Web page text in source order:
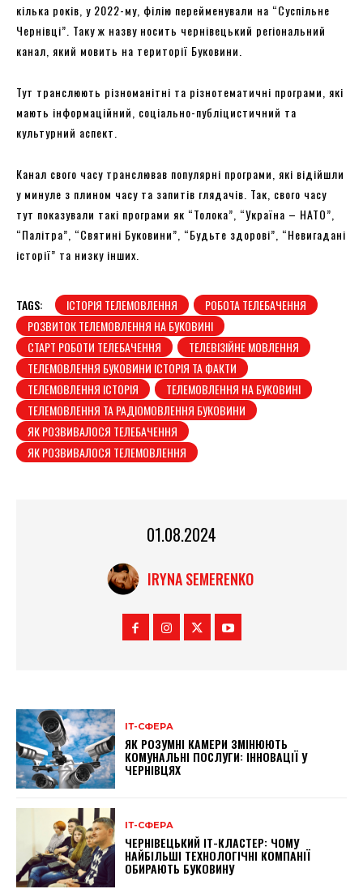
кілька років, у 2022-му, філію перейменували на “Суспільне
Чернівці”. Таку ж назву носить чернівецький регіональний
канал, який мовить на території Буковини.
Тут транслюють різноманітні та різнотематичні програми, які
мають інформаційний, соціально-публіцистичний та
культурний аспект.
Канал свого часу транслював популярні програми, які відійшли
у минуле з плином часу та запитів глядачів. Так, свого часу
тут показували такі програми як “Толока”, “Україна – НАТО”,
“Палітра”, “Святині Буковини”, “Будьте здорові”, “Невигадані
історії” та низку інших.
TAGS: ІСТОРІЯ ТЕЛЕМОВЛЕННЯ
РОБОТА ТЕЛЕБАЧЕННЯ
РОЗВИТОК ТЕЛЕМОВЛЕННЯ НА БУКОВИНІ
СТАРТ РОБОТИ ТЕЛЕБАЧЕННЯ
ТЕЛЕВІЗІЙНЕ МОВЛЕННЯ
ТЕЛЕМОВЛЕННЯ БУКОВИНИ ІСТОРІЯ ТА ФАКТИ
ТЕЛЕМОВЛЕННЯ ІСТОРІЯ
ТЕЛЕМОВЛЕННЯ НА БУКОВИНІ
ТЕЛЕМОВЛЕННЯ ТА РАДІОМОВЛЕННЯ БУКОВИНИ
ЯК РОЗВИВАЛОСЯ ТЕЛЕБАЧЕННЯ
ЯК РОЗВИВАЛОСЯ ТЕЛЕМОВЛЕННЯ
01.08.2024
IRYNA SEMERENKO
ІТ-СФЕРА
ЯК РОЗУМНІ КАМЕРИ ЗМІНЮЮТЬ
КОМУНАЛЬНІ ПОСЛУГИ: ІННОВАЦІЇ У
ЧЕРНІВЦЯХ
ІТ-СФЕРА
ЧЕРНІВЕЦЬКИЙ ІТ-КЛАСТЕР: ЧОМУ
НАЙБІЛЬШІ ТЕХНОЛОГІЧНІ КОМПАНІЇ
ОБИРАЮТЬ БУКОВИНУ